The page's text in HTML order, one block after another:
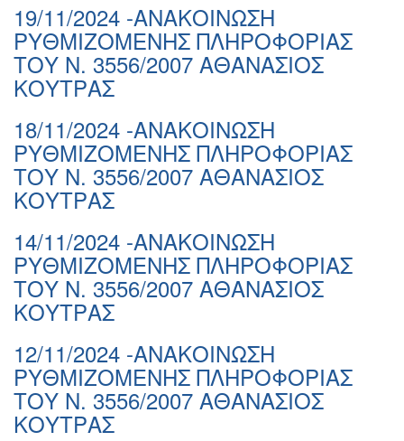
19/11/2024 -ΑΝΑΚΟΙΝΩΣΗ
ΡΥΘΜΙΖΟΜΕΝΗΣ ΠΛΗΡΟΦΟΡΙΑΣ
ΤΟΥ Ν. 3556/2007 ΑΘΑΝΑΣΙΟΣ
ΚΟΥΤΡΑΣ
18/11/2024 -ΑΝΑΚΟΙΝΩΣΗ
ΡΥΘΜΙΖΟΜΕΝΗΣ ΠΛΗΡΟΦΟΡΙΑΣ
ΤΟΥ Ν. 3556/2007 ΑΘΑΝΑΣΙΟΣ
ΚΟΥΤΡΑΣ
14/11/2024 -ΑΝΑΚΟΙΝΩΣΗ
ΡΥΘΜΙΖΟΜΕΝΗΣ ΠΛΗΡΟΦΟΡΙΑΣ
ΤΟΥ Ν. 3556/2007 ΑΘΑΝΑΣΙΟΣ
ΚΟΥΤΡΑΣ
12/11/2024 -ΑΝΑΚΟΙΝΩΣΗ
ΡΥΘΜΙΖΟΜΕΝΗΣ ΠΛΗΡΟΦΟΡΙΑΣ
ΤΟΥ Ν. 3556/2007 ΑΘΑΝΑΣΙΟΣ
ΚΟΥΤΡΑΣ